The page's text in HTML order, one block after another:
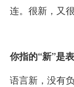
连。很新，又很
你指的“新”是
语言新，没有